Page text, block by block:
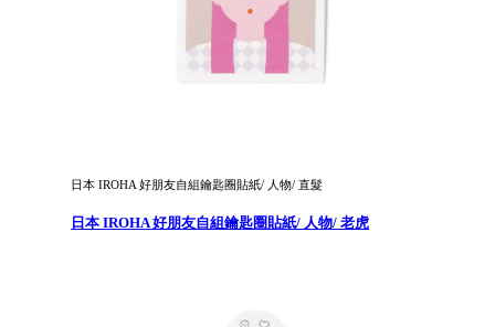
日本 IROHA 好朋友自組鑰匙圈貼紙/ 人物/ 直髮
日本 IROHA 好朋友自組鑰匙圈貼紙/ 人物/ 老虎